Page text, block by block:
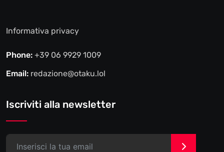
Informativa privacy
Phone: +39 06 9929 1009
Email: redazione@otaku.lol
Iscriviti alla newsletter
>